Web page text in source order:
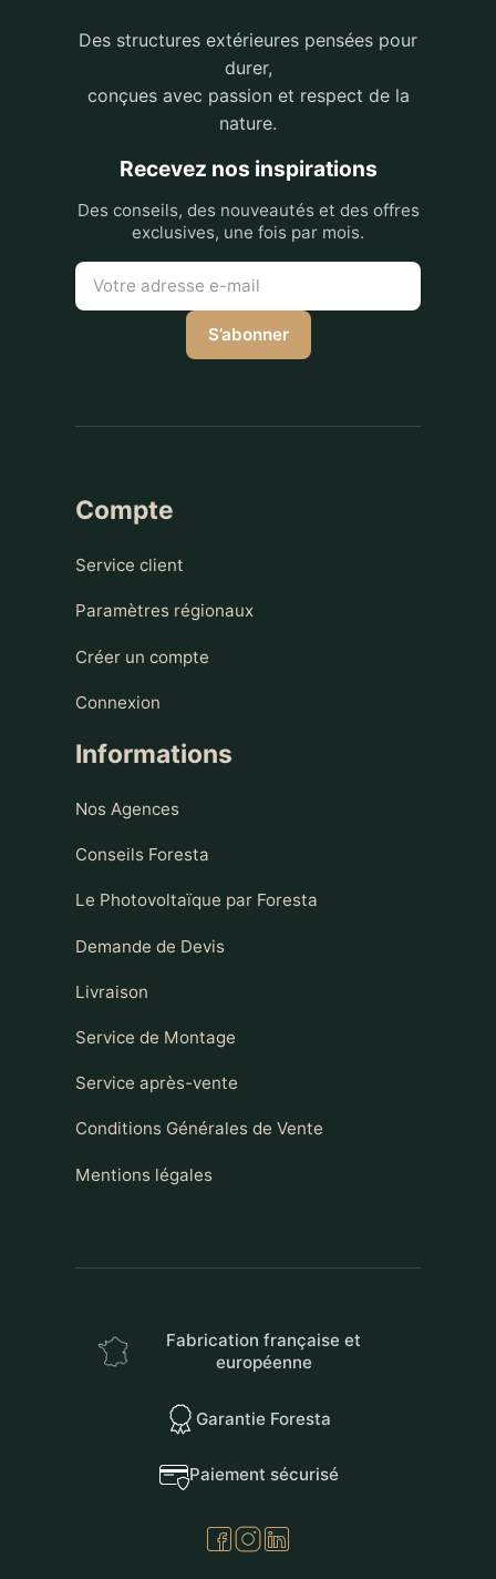
Des structures extérieures pensées pour
durer,
conçues avec passion et respect de la
nature.
Recevez nos inspirations
Des conseils, des nouveautés et des offres
exclusives, une fois par mois.
S’abonner
Compte
Service client
Paramètres régionaux
Créer un compte
Connexion
Informations
Nos Agences
Conseils Foresta
Le Photovoltaïque par Foresta
Demande de Devis
Livraison
Service de Montage
Service après-vente
Conditions Générales de Vente
Mentions légales
Fabrication française et
européenne
Garantie Foresta
Paiement sécurisé